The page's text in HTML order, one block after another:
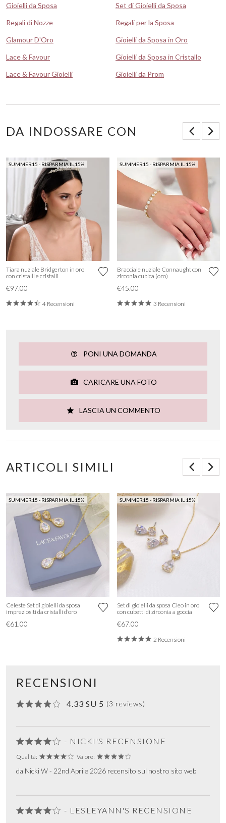
Gioielli da Sposa
Set di Gioielli da Sposa
Regali di Nozze
Regali per la Sposa
Glamour D'Oro
Gioielli da Sposa in Oro
Lace & Favour
Gioielli da Sposa in Cristallo
Lace & Favour Gioielli
Gioielli da Prom
DA INDOSSARE CON
SUMMER15 - RISPARMIA IL 15%
Tiara nuziale Bridgerton in oro
con cristalli e cristalli
€97.00
4 Recensioni
SUMMER15 - RISPARMIA IL 15%
Bracciale nuziale Connaught con
zirconia cubica (oro)
€45.00
3 Recensioni
PONI UNA DOMANDA
CARICARE UNA FOTO
LASCIA UN COMMENTO
ARTICOLI SIMILI
SUMMER15 - RISPARMIA IL 15%
Celeste Set di gioielli da sposa
impreziositi da cristalli d'oro
€61.00
SUMMER15 - RISPARMIA IL 15%
Set di gioielli da sposa Cleo in oro
con cubetti di zirconia a goccia
€67.00
2 Recensioni
RECENSIONI
4.33 SU 5 (3 reviews)
- NICKI'S RECENSIONE
Qualità: Valore:
da Nicki W - 22nd Aprile 2026 recensito sul nostro sito web
- LESLEYANN'S RECENSIONE